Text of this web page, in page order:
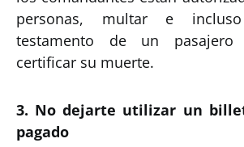
personas, multar e
testamento de un pasajero
certificar su muerte.
3. No dejarte utilizar un
pagado